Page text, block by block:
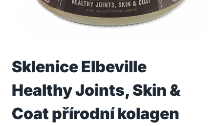
Sklenice Elbeville
Healthy Joints, Skin &
Coat přírodní kolagen